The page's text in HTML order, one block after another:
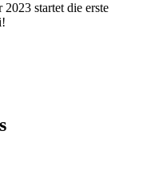
startet die erste